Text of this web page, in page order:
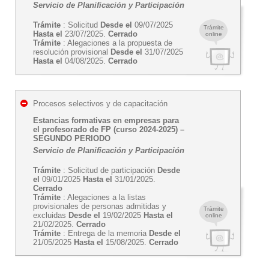
Trámite
online
Servicio de Planificación y Participación
Trámite : Solicitud Desde el 09/07/2025
Hasta el 23/07/2025. Cerrado
Trámite : Alegaciones a la propuesta de
resolución provisional Desde el 31/07/2025
Hasta el 04/08/2025. Cerrado
Trámite
online
Procesos selectivos y de capacitación
Estancias formativas en empresas para
el profesorado de FP (curso 2024-2025) –
SEGUNDO PERIODO
Servicio de Planificación y Participación
Trámite : Solicitud de participación Desde
el 09/01/2025 Hasta el 31/01/2025.
Cerrado
Trámite : Alegaciones a la listas
provisionales de personas admitidas y
excluidas Desde el 19/02/2025 Hasta el
21/02/2025. Cerrado
Trámite : Entrega de la memoria Desde el
21/05/2025 Hasta el 15/08/2025. Cerrado